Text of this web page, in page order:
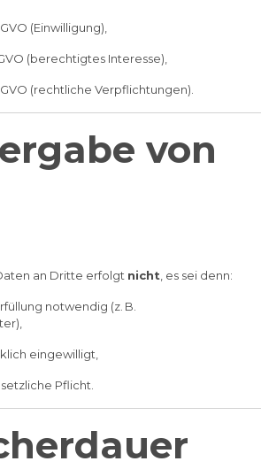
(Einwilligung),
(berechtigtes Interesse),
(rechtliche Verpflichtungen).
von
an Dritte erfolgt nicht , es sei denn:
notwendig (z. B.
eingewilligt,
Pflicht.